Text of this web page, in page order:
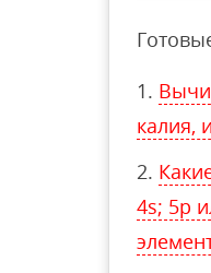
калия,
4s; 5р